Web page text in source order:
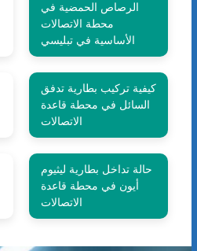
الرصاص الحمضية في
محطة الاتصالات
الأساسية في تبليسي
كيفية تركيب بطارية تدفق
السائل في محطة قاعدة
الاتصالات
حالة تداخل بطارية ليثيوم
أيون في محطة قاعدة
الاتصالات